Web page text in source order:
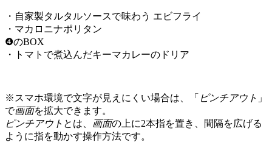
・自家製タルタルソースで味わう エビフライ
・マカロニナポリタン
❹のBOX
・トマトで煮込んだキーマカレーのドリア
※スマホ環境で文字が見えにくい場合は、「 ピンチアウト 」
で画面を拡大できます。
ピンチアウト とは、 画面の上に2本指を置き、間隔を広げる
ように指を動かす操作方法です。